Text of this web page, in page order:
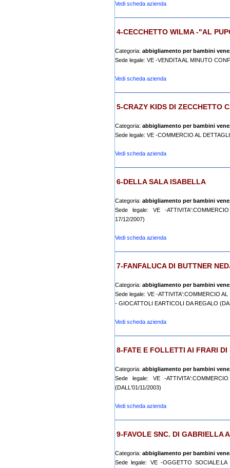
Vedi scheda azienda
4-CECCHETTO WILMA -"AL
Categoria: abbigliamento per bambini
Sede legale: VE -VENDITA AL MINUTO
Vedi scheda azienda
5-CRAZY KIDS DI ZECCHETTO
Categoria: abbigliamento per bambini
Sede legale: VE -COMMERCIO AL
Vedi scheda azienda
6-DELLA SALA ISABELLA
Categoria: abbigliamento per bambini
Sede legale: VE -
17/12/2007)
Vedi scheda azienda
7-FANFALUCA DI BUTTNER
Categoria: abbigliamento per bambini
Sede legale: VE -ATTIVITA':COMMERCIO
- GIOCATTOLI EARTICOLI DA REGALO
Vedi scheda azienda
8-FATE E FOLLETTI AI FRARI
Categoria: abbigliamento per bambini
Sede legale: VE -
(DALL'01/11/2003)
Vedi scheda azienda
9-FAVOLE SNC. DI GABRIELLA
Categoria: abbigliamento per bambini
Sede legale: VE -OGGETTO